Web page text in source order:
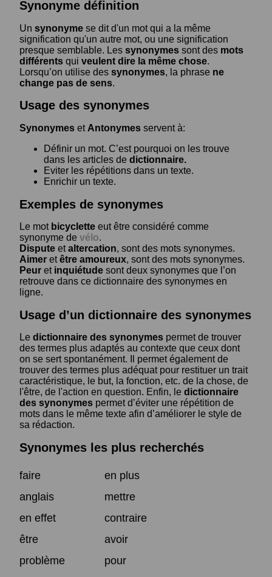
Synonyme définition
Un synonyme se dit d'un mot qui a la même
signification qu'un autre mot, ou une signification
presque semblable. Les synonymes sont des mots
différents qui veulent dire la même chose.
Lorsqu’on utilise des synonymes, la phrase ne
change pas de sens.
Usage des synonymes
Synonymes et Antonymes servent à:
Définir un mot. C’est pourquoi on les trouve
dans les articles de dictionnaire.
Eviter les répétitions dans un texte.
Enrichir un texte.
Exemples de synonymes
Le mot bicyclette eut être considéré comme
synonyme de vélo.
Dispute etaltercation, sont des mots synonymes.
Aimer etêtre amoureux, sont des mots synonymes.
Peur et inquiétude sont deux synonymes que l’on
retrouve dans ce dictionnaire des synonymes en
ligne.
Usage d’un dictionnaire des synonymes
Le dictionnaire des synonymes permet de trouver
des termes plus adaptés au contexte que ceux dont
on se sert spontanément. Il permet également de
trouver des termes plus adéquat pour restituer un trait
caractéristique, le but, la fonction, etc. de la chose, de
l'être, de l'action en question. Enfin, le dictionnaire
des synonymes permet d’éviter une répétition de
mots dans le même texte afin d’améliorer le style de
sa rédaction.
Synonymes les plus recherchés
faire
en plus
anglais
mettre
en effet
contraire
être
avoir
problème
pour